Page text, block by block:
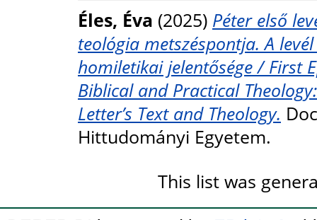
Éles, Éva (2025) Péter első
teológia metszéspontja. A
homiletikai jelentősége / First
Biblical and Practical
Letter’s Text and Theology.
Hittudományi Egyetem.
This list was